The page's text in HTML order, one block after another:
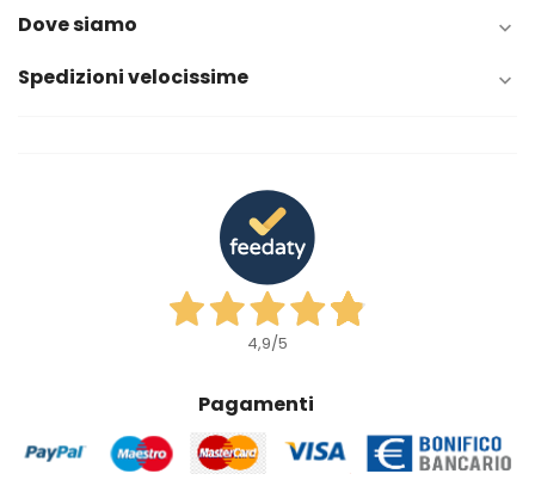
Dove siamo 
Spedizioni velocissime 
4,9/5
Pagamenti